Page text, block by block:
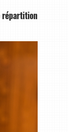
répartition